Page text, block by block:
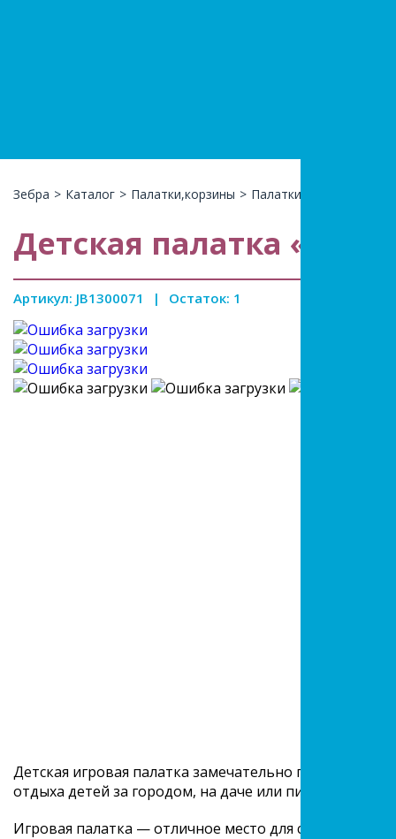
Зебра > Каталог > Палатки,корзины > Палатки
Детская палатка
Артикул: JB1300071 | Остаток: 1
Детская игровая палатка замечательно подходит
отдыха детей за городом, на даче или пикнике.
Игровая палатка — отличное место для